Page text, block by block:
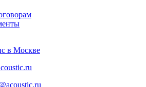
в Москве